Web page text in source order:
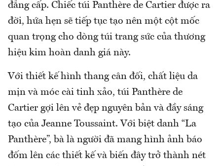
đẳng cấp. Chiếc túi Panthère de Cartier được ra
đời, hứa hẹn sẽ tiếp tục tạo nên một cột mốc
quan trọng cho dòng túi trang sức của thương
hiệu kim hoàn danh giá này.
Với thiết kế hình thang cân đối, chất liệu da
mịn và móc cài tinh xảo, túi Panthère de
Cartier gợi lên vẻ đẹp nguyên bản và đầy sáng
tạo của Jeanne Toussaint. Với biệt danh “La
Panthère”, bà là người đã mang hình ảnh báo
đốm lên các thiết kế và biến đây trở thành nét